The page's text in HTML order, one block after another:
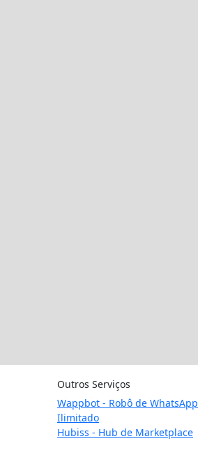
Outros Serviços
Wappbot - Robô de WhatsApp
Ilimitado
Hubiss - Hub de Marketplace